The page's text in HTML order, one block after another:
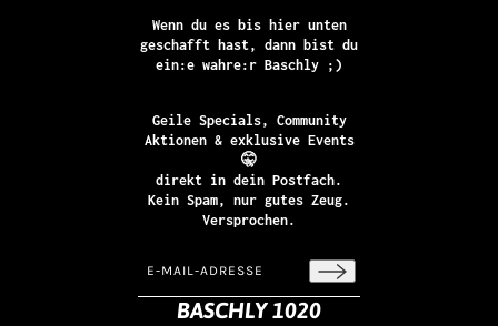
Wenn du es bis hier unten
geschafft hast, dann bist du
ein:e wahre:r Baschly ;)
Geile Specials, Community
Aktionen & exklusive Events
🤫
direkt in dein Postfach.
Kein Spam, nur gutes Zeug.
Versprochen.
E-Mail-Adresse
Diese Website ist durch hCaptcha geschützt
BASCHLY 1020